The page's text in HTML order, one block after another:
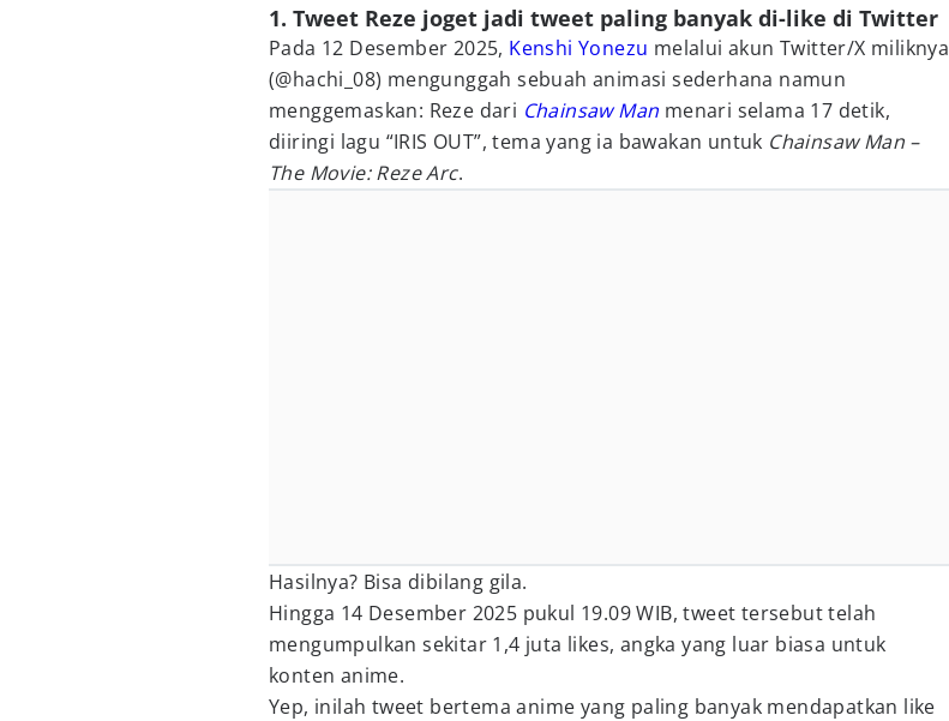
1. Tweet Reze joget jadi tweet paling banyak di-like di Twitter
Pada 12 Desember 2025, Kenshi Yonezu melalui akun Twitter/X miliknya
(@hachi_08) mengunggah sebuah animasi sederhana namun
menggemaskan: Reze dari Chainsaw Man menari selama 17 detik,
diiringi lagu “IRIS OUT”, tema yang ia bawakan untuk Chainsaw Man –
The Movie: Reze Arc.
Hasilnya? Bisa dibilang gila.
Hingga 14 Desember 2025 pukul 19.09 WIB, tweet tersebut telah
mengumpulkan sekitar 1,4 juta likes, angka yang luar biasa untuk
konten anime.
Yep, inilah tweet bertema anime yang paling banyak mendapatkan like